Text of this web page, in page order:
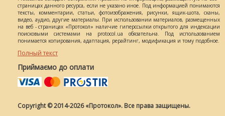
страницах данного ресурса, если не указано иное. Под информацией понимаются
тексты, комментарии, статьи, фотоизображения, рисунки, ящик-шота, сканы,
видео, аудио, другие материалы. При использовании материалов, размещенных
на веб - страницах «Протокол» наличие гиперссылки открытого для индексации
поисковыми системами на protocol.ua обязательна. Под использованием
понимается копирования, адаптация, рерайтинг, модификация и тому подобное.
Полный текст
Приймаємо до оплати
Copyright © 2014-2026 «Протокол». Все права защищены.